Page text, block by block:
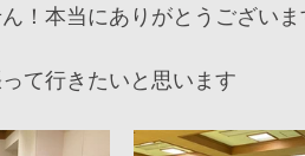
！本当にありがとうございま
て行きたいと思います